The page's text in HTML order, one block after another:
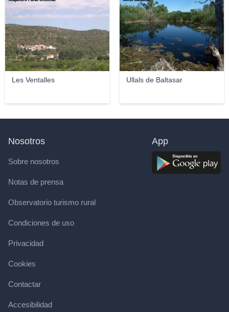
Les Ventalles Ullals de Baltasar
Nosotros
Sobre nosotros
Notas de prensa
Observatorio turismo rural
Condiciones de uso
Privacidad
Cookies
Contactar
Accesibilidad
App